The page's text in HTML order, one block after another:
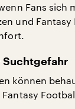
Fans sich
und Fantasy
Suchtgefahr
können